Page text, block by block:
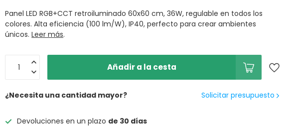
Panel LED RGB+CCT retroiluminado 60x60 cm, 36W, regulable en todos los
colores. Alta eficiencia (100 lm/W), IP40, perfecto para crear ambientes
únicos.Leer más.
Añadir a la cesta
¿Necesita una cantidad mayor? Solicitar presupuesto
Devoluciones en un plazo de 30 días